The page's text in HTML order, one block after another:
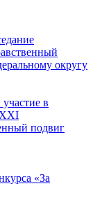
округу
в
XXI
подвиг
«За